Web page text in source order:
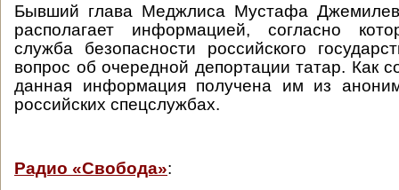
Бывший глава Меджлиса Мустафа
располагает информацией, согласно
служба безопасности российского
вопрос об очередной депортации татар. Как
данная информация получена им из
российских спецслужбах.
Радио «Свобода»: